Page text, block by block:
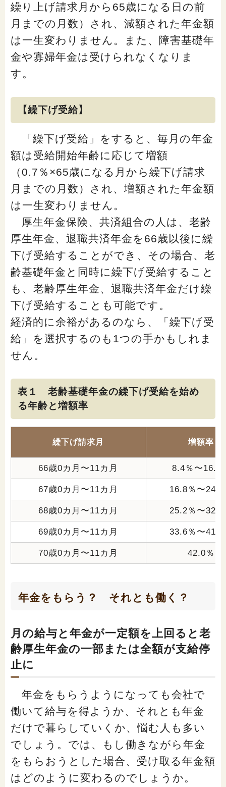
協会事業案内
プライバシーポリシー（個人情報保護方針）
サイトマップ
繰り上げ請求月から65歳になる日の前
月までの月数）され、減額された年金額
は一生変わりません。また、障害基礎年
金や寡婦年金は受けられなくなりま
す。
【繰下げ受給】
「繰下げ受給」をすると、毎月の年金
額は受給開始年齢に応じて増額
（0.7％×65歳になる月から繰下げ請求
月までの月数）され、増額された年金額
は一生変わりません。
厚生年金保険、共済組合の人は、老齢
厚生年金、退職共済年金を66歳以後に繰
下げ受給することができ、その場合、老
齢基礎年金と同時に繰下げ受給すること
も、老齢厚生年金、退職共済年金だけ繰
下げ受給することも可能です。
経済的に余裕があるのなら、「繰下げ受
給」を選択するのも1つの手かもしれま
せん。
表１ 老齢基礎年金の繰下げ受給を始め
る年齢と増額率
繰下げ請求月 増額率
66歳0カ月〜11カ月 8.4％〜16.1
67歳0カ月〜11カ月 16.8％〜24.5
68歳0カ月〜11カ月 25.2％〜32.9
69歳0カ月〜11カ月 33.6％〜41.3
70歳0カ月〜11カ月 42.0％
年金をもらう？ それとも働く？
月の給与と年金が一定額を上回ると老
齢厚生年金の一部または全額が支給停
止に
年金をもらうようになっても会社で
働いて給与を得ようか、それとも年金
だけで暮らしていくか、悩む人も多い
でしょう。では、もし働きながら年金
をもらおうとした場合、受け取る年金額
はどのように変わるのでしょうか。